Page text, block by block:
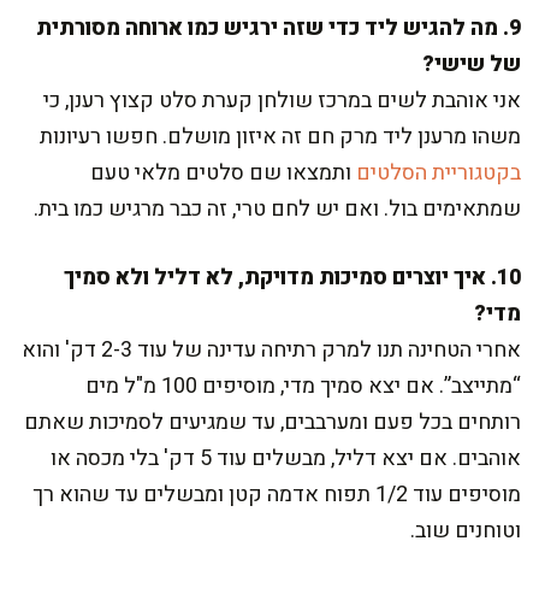
9. מה להגיש ליד כדי שזה ירגיש כמו ארוחה מסורתית
של שישי?
אני אוהבת לשים במרכז שולחן קערת סלט קצוץ רענן, כי
משהו מרענן ליד מרק חם זה איזון מושלם. חפשו רעיונות
בקטגוריית הסלטים ותמצאו שם סלטים מלאי טעם
שמתאימים בול. ואם יש לחם טרי, זה כבר מרגיש כמו בית.
10. איך יוצרים סמיכות מדויקת, לא דליל ולא סמיך
מדי?
אחרי הטחינה תנו למרק רתיחה עדינה של עוד 2-3 דק' והוא
“מתייצב”. אם יצא סמיך מדי, מוסיפים 100 מ"ל מים
רותחים בכל פעם ומערבבים, עד שמגיעים לסמיכות שאתם
אוהבים. אם יצא דליל, מבשלים עוד 5 דק' בלי מכסה או
מוסיפים עוד 1/2 תפוח אדמה קטן ומבשלים עד שהוא רך
וטוחנים שוב.